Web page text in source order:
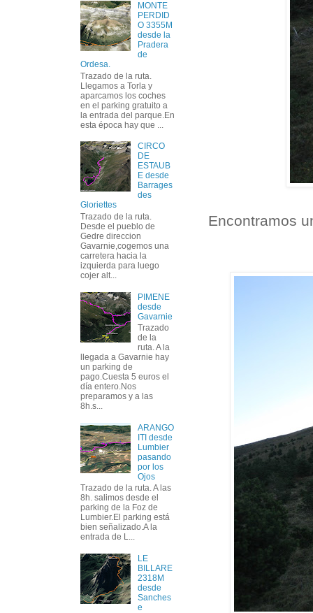
Encontramos
MONTE
PERDID
O 3355M
desde la
Pradera
de
Ordesa.
Trazado de la ruta.
Llegamos a Torla y
aparcamos los coches
en el parking gratuito a
la entrada del parque.En
esta época hay que ...
CIRCO
DE
ESTAUB
E desde
Barrages
des
Gloriettes
Trazado de la ruta.
Desde el pueblo de
Gedre direccion
Gavarnie,cogemos una
carretera hacia la
izquierda para luego
cojer alt...
PIMENE
desde
Gavarnie
Trazado
de la
ruta. A la
llegada a Gavarnie hay
un parking de
pago.Cuesta 5 euros el
día entero.Nos
preparamos y a las
8h.s...
ARANGO
ITI desde
Lumbier
pasando
por los
Ojos
Trazado de la ruta. A las
8h. salimos desde el
parking de la Foz de
Lumbier.El parking está
bien señalizado.A la
entrada de L...
LE
BILLARE
2318M
desde
Sanches
e